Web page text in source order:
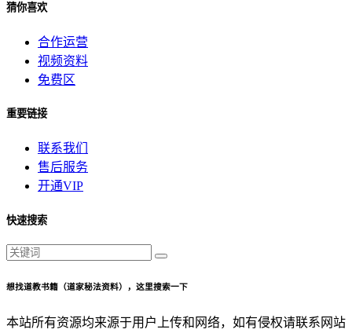
猜你喜欢
合作运营
视频资料
免费区
重要链接
联系我们
售后服务
开通VIP
快速搜索
想找道教书籍（道家秘法资料），这里搜索一下
本站所有资源均来源于用户上传和网络，如有侵权请联系网站